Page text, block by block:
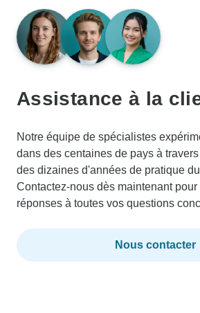
Assistance à la
Notre équipe de spécialistes
dans des centaines de pays à
des dizaines d'années de pratique
Contactez-nous dès maintenant
réponses à toutes vos questions
Nous contacter